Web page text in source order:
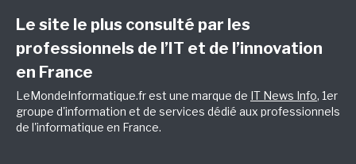
Le site le plus consulté par les
professionnels de l’IT et de l’innovation
en France
LeMondeInformatique.fr est une marque de IT News Info, 1er
groupe d'information et de services dédié aux professionnels
de l'informatique en France.